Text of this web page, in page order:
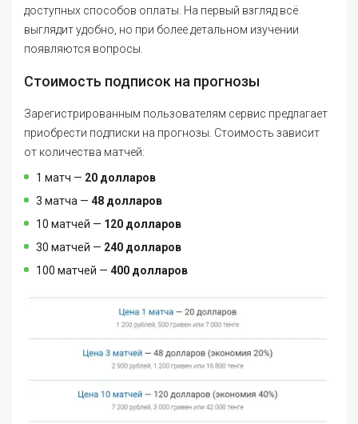
доступных способов оплаты. На первый взгляд всё
выглядит удобно, но при более детальном изучении
появляются вопросы.
Стоимость подписок на прогнозы
Зарегистрированным пользователям сервис предлагает
приобрести подписки на прогнозы. Стоимость зависит
от количества матчей:
1 матч — 20 долларов
3 матча — 48 долларов
10 матчей — 120 долларов
30 матчей — 240 долларов
100 матчей — 400 долларов